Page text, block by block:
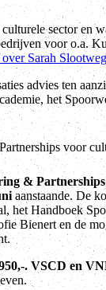
sector en
voor o.a.
over Sarah Slootweg
advies ten
het
voor
&
aanstaande. De
het Handboek
Bienert en de
. VSCD en